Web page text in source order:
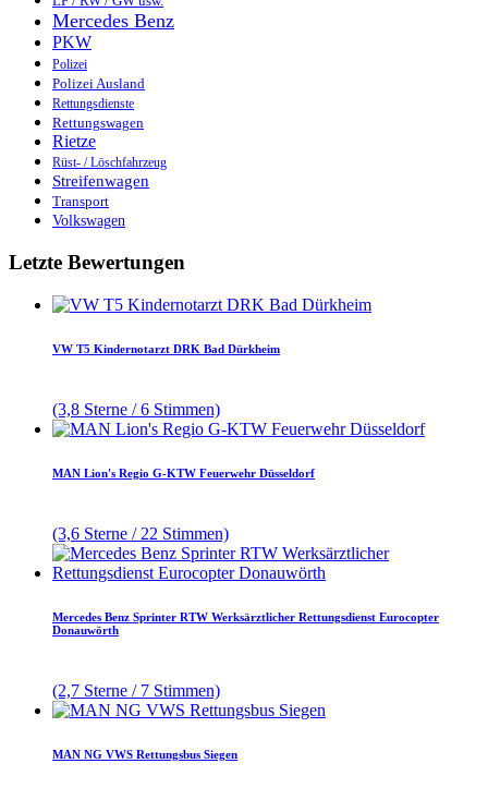
Mercedes Benz
PKW
Polizei
Polizei Ausland
Rettungsdienste
Rettungswagen
Rietze
Rüst- / Löschfahrzeug
Streifenwagen
Transport
Volkswagen
Letzte Bewertungen
VW T5 Kindernotarzt DRK Bad Dürkheim
(3,8 Sterne / 6 Stimmen)
MAN Lion's Regio G-KTW Feuerwehr Düsseldorf
(3,6 Sterne / 22 Stimmen)
Mercedes Benz Sprinter RTW Werksärztlicher Rettungsdienst Eurocopter
Donauwörth
(2,7 Sterne / 7 Stimmen)
MAN NG VWS Rettungsbus Siegen